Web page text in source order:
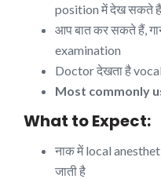
position में देख सकते हैं
आप बात कर सकते हैं,
examination
Doctor देखता है
Most commonly
What to Expect:
नाक में local
जाती है